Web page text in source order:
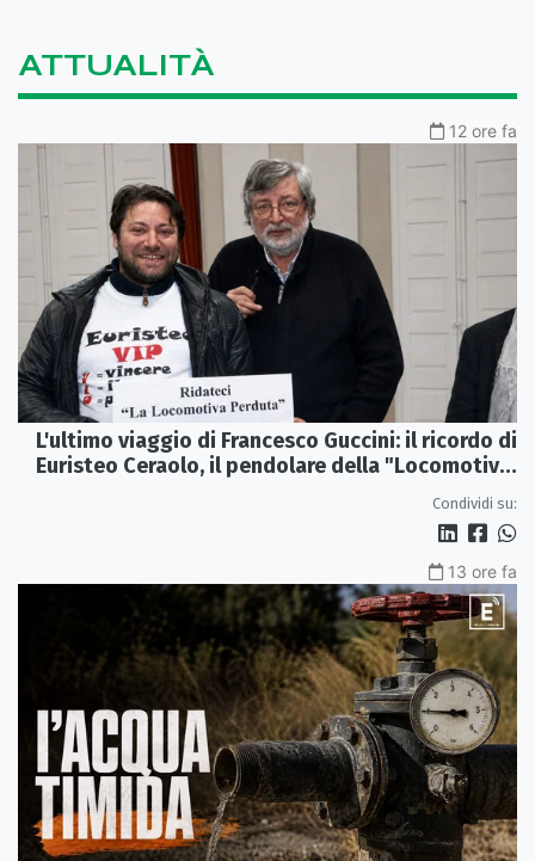
ATTUALITÀ
12 ore fa
L'ultimo viaggio di Francesco Guccini: il ricordo di
Euristeo Ceraolo, il pendolare della "Locomotiva
Condividi su:
13 ore fa